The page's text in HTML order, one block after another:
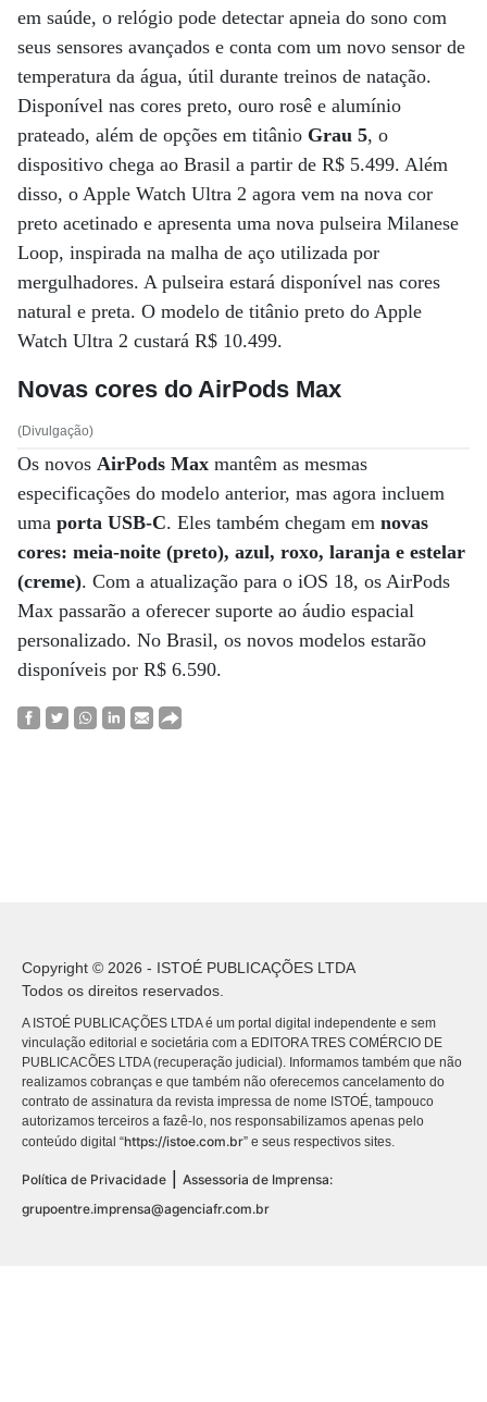
em saúde, o relógio pode detectar apneia do sono com
seus sensores avançados e conta com um novo sensor de
temperatura da água, útil durante treinos de natação.
Disponível nas cores preto, ouro rosê e alumínio
prateado, além de opções em titânio Grau 5, o
dispositivo chega ao Brasil a partir de R$ 5.499. Além
disso, o Apple Watch Ultra 2 agora vem na nova cor
preto acetinado e apresenta uma nova pulseira Milanese
Loop, inspirada na malha de aço utilizada por
mergulhadores. A pulseira estará disponível nas cores
natural e preta. O modelo de titânio preto do Apple
Watch Ultra 2 custará R$ 10.499.
Novas cores do AirPods Max
(Divulgação)
Os novos AirPods Max mantêm as mesmas
especificações do modelo anterior, mas agora incluem
uma porta USB-C. Eles também chegam em novas
cores: meia-noite (preto), azul, roxo, laranja e estelar
(creme). Com a atualização para o iOS 18, os AirPods
Max passarão a oferecer suporte ao áudio espacial
personalizado. No Brasil, os novos modelos estarão
disponíveis por R$ 6.590.
Copyright © 2026 - ISTOÉ PUBLICAÇÕES LTDA
Todos os direitos reservados.
A ISTOÉ PUBLICAÇÕES LTDA é um portal digital independente e sem
vinculação editorial e societária com a EDITORA TRES COMÉRCIO DE
PUBLICACÕES LTDA (recuperação judicial). Informamos também que não
realizamos cobranças e que também não oferecemos cancelamento do
contrato de assinatura da revista impressa de nome ISTOÉ, tampouco
autorizamos terceiros a fazê-lo, nos responsabilizamos apenas pelo
conteúdo digital “https://istoe.com.br” e seus respectivos sites.
Política de Privacidade
Assessoria de Imprensa:
grupoentre.imprensa@agenciafr.com.br